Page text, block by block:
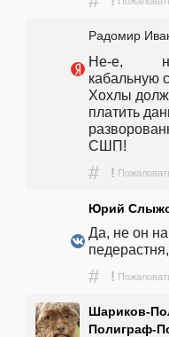
Радомир
Не-е,
кабальную
Хохлы
платить
СШП!
# !
Юрий
Да, не он
# !
Шариков-
Полиграф-